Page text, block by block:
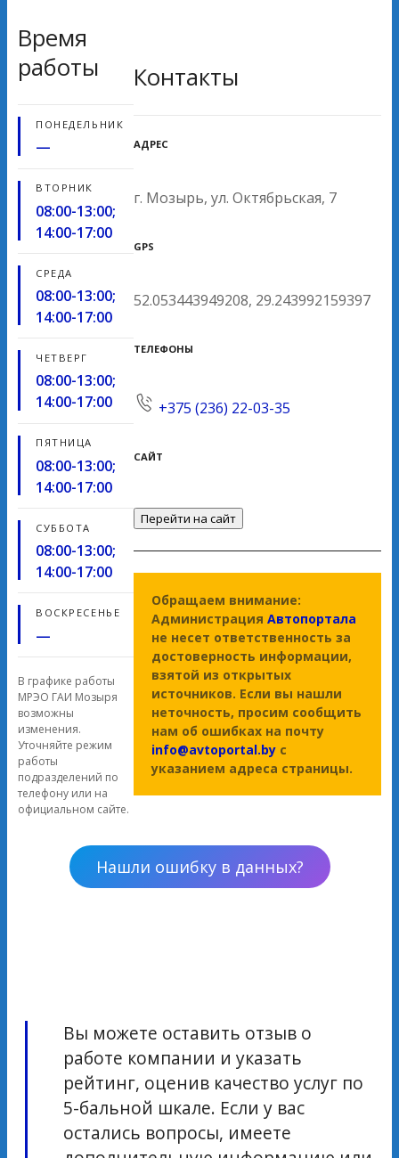
Время
работы
ПОНЕДЕЛЬНИК
—
ВТОРНИК
08:00-13:00;
14:00-17:00
СРЕДА
08:00-13:00;
14:00-17:00
ЧЕТВЕРГ
08:00-13:00;
14:00-17:00
ПЯТНИЦА
08:00-13:00;
14:00-17:00
СУББОТА
08:00-13:00;
14:00-17:00
ВОСКРЕСЕНЬЕ
—
В графике работы
МРЭО ГАИ Мозыря
возможны
изменения.
Уточняйте режим
работы
подразделений по
телефону или на
официальном сайте.
Контакты
АДРЕС
г. Мозырь, ул. Октябрьская, 7
GPS
52.053443949208, 29.243992159397
ТЕЛЕФОНЫ
+375 (236) 22-03-35
САЙТ
Перейти на сайт
Обращаем внимание:
Администрация Автопортала
не несет ответственность за
достоверность информации,
взятой из открытых
источников. Если вы нашли
неточность, просим сообщить
нам об ошибках на почту
info@avtoportal.by с
указанием адреса страницы.
Нашли ошибку в данных?
Вы можете оставить отзыв о
работе компании и указать
рейтинг, оценив качество услуг по
5-бальной шкале. Если у вас
остались вопросы, имеете